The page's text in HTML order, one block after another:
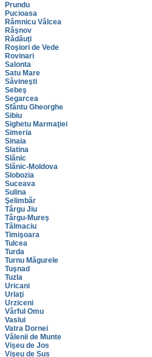
Prundu
Pucioasa
Râmnicu Vâlcea
Râşnov
Rădăuţi
Roşiori de Vede
Rovinari
Salonta
Satu Mare
Săvineşti
Sebeş
Segarcea
Sfântu Gheorghe
Sibiu
Sighetu Marmaţiei
Simeria
Sinaia
Slatina
Slănic
Slănic-Moldova
Slobozia
Suceava
Sulina
Şelimbăr
Târgu Jiu
Târgu-Mureş
Tălmaciu
Timişoara
Tulcea
Turda
Turnu Măgurele
Tuşnad
Tuzla
Uricani
Urlaţi
Urziceni
Vârful Omu
Vaslui
Vatra Dornei
Vălenii de Munte
Vişeu de Jos
Vişeu de Sus